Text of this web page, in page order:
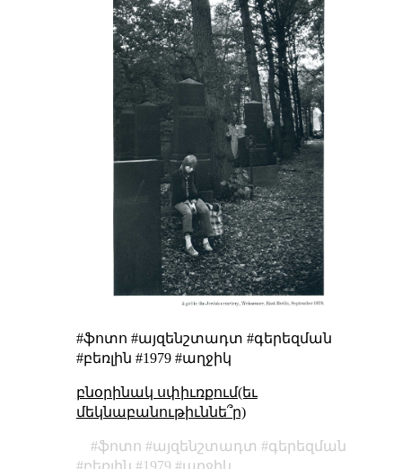
#ֆոտո #այզենշտադտ #գերեզման
#բեռլին #1979 #աղջիկ
բնօրինակ սփիւռքում(եւ
մեկնաբանութիւննե՞ր)
ֆոտո այզենշտադտ
գերեզման